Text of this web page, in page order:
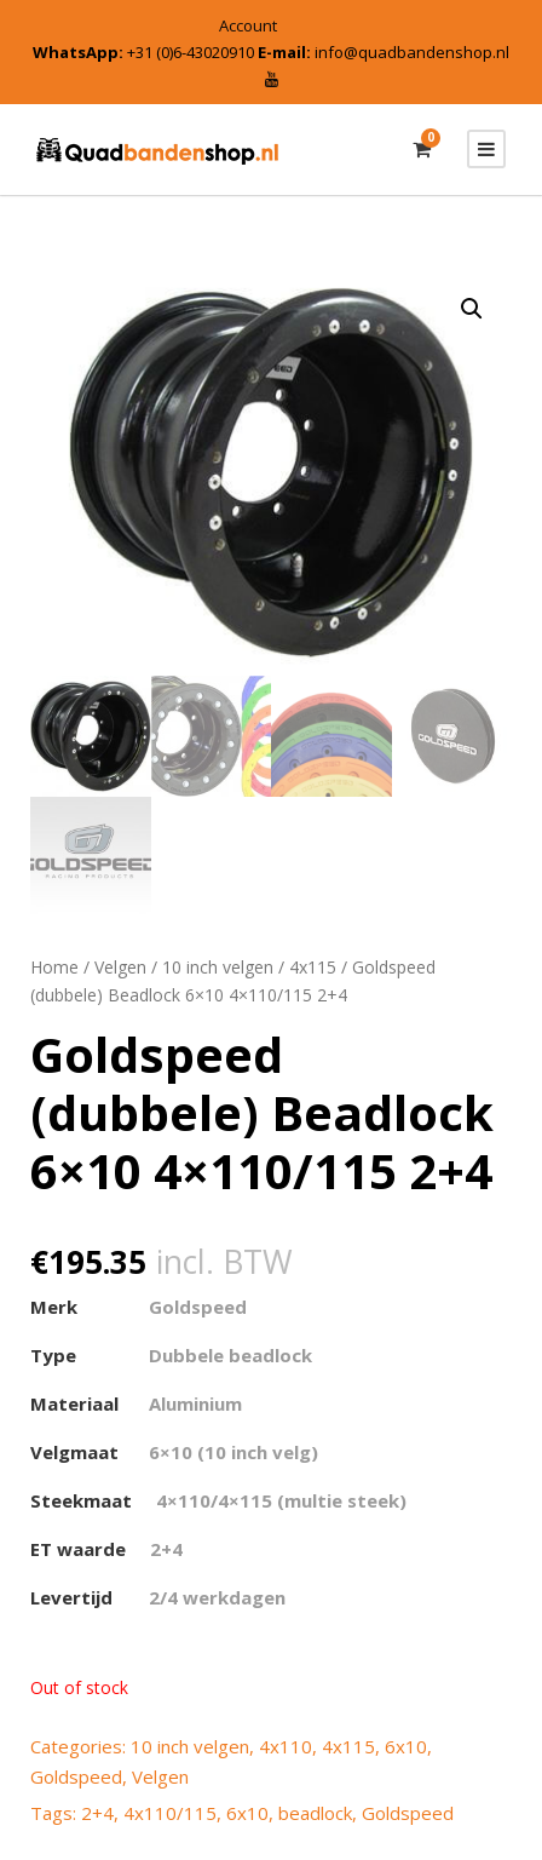
Account
WhatsApp: +31 (0)6-43020910 E-mail: info@quadbandenshop.nl
0
Home / Velgen / 10 inch velgen / 4x115 / Goldspeed
(dubbele) Beadlock 6×10 4×110/115 2+4
Goldspeed
(dubbele) Beadlock
6×10 4×110/115 2+4
€195.35 incl. BTW
Merk
Goldspeed
Type
Dubbele beadlock
Materiaal
Aluminium
Velgmaat
6×10 (10 inch velg)
Steekmaat
4×110/4×115 (multie steek)
ET waarde
2+4
Levertijd
2/4 werkdagen
Out of stock
Categories: 10 inch velgen, 4x110, 4x115, 6x10,
Goldspeed, Velgen
Tags: 2+4, 4x110/115, 6x10, beadlock, Goldspeed